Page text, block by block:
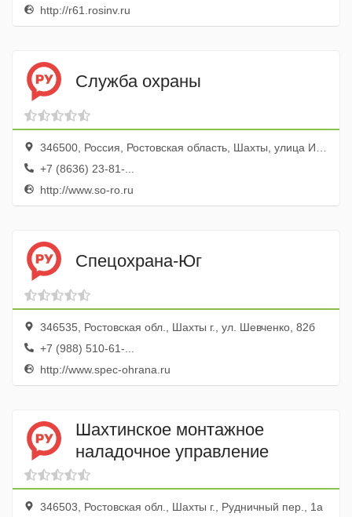
http://r61.rosinv.ru
Служба охраны
346500, Россия, Ростовская область, Шахты, улица Ионова, 182
+7 (8636) 23-81-...
http://www.so-ro.ru
Спецохрана-Юг
346535, Ростовская обл., Шахты г., ул. Шевченко, 82б
+7 (988) 510-61-...
http://www.spec-ohrana.ru
Шахтинское монтажное
наладочное управление
346503, Ростовская обл., Шахты г., Рудничный пер., 1а